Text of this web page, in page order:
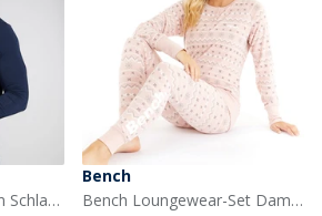
BOSS Herren Langarm Schlafanzug Oberteil Dark Blue
Bench
Bench Loungewear-Set Damen Soffi in Staubigem Rosa Fairisle